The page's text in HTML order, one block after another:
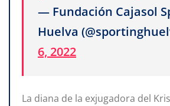
— Fundación Cajasol
Huelva
6, 2022
La diana de la exjugadora del